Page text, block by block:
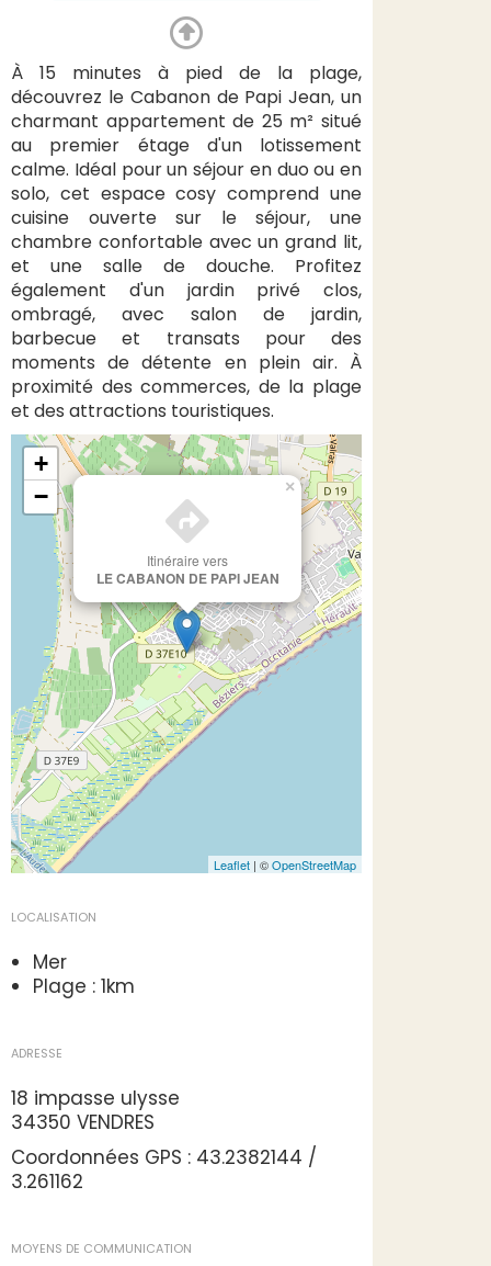
À 15 minutes à pied de la plage,
découvrez le Cabanon de Papi Jean, un
charmant appartement de 25 m² situé
au premier étage d'un lotissement
calme. Idéal pour un séjour en duo ou en
solo, cet espace cosy comprend une
cuisine ouverte sur le séjour, une
chambre confortable avec un grand lit,
et une salle de douche. Profitez
également d'un jardin privé clos,
ombragé, avec salon de jardin,
barbecue et transats pour des
moments de détente en plein air. À
proximité des commerces, de la plage
et des attractions touristiques.
Itinéraire vers
LE CABANON DE PAPI JEAN
×
+
−
Leaflet | ©OpenStreetMap
LOCALISATION
Mer
Plage : 1km
ADRESSE
18 impasse ulysse
34350 VENDRES
Coordonnées GPS : 43.2382144 /
3.261162
MOYENS DE COMMUNICATION